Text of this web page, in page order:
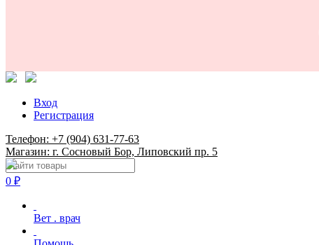
Вход
Регистрация
Телефон: +7 (904) 631-77-63
Магазин: г. Сосновый Бор, Липовский пр. 5
0 ₽
Вет . врач